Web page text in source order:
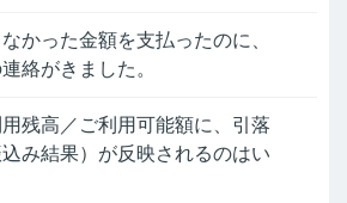
かった金額を支払ったのに、
絡がきました。
残高／ご利用可能額に、引落
み結果）が反映されるのはい